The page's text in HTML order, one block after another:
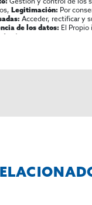
Legitimación: Por
Acceder, rectificar y
de los datos: El
Aquí.